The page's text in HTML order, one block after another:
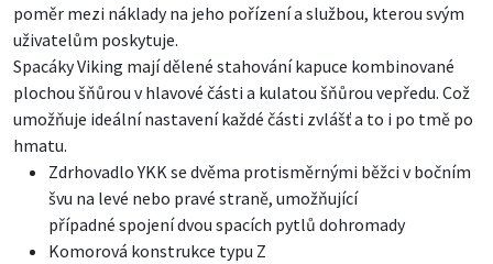
poměr mezi náklady na jeho pořízení a službou, kterou svým
uživatelům poskytuje.
Spacáky Viking mají dělené stahování kapuce kombinované
plochou šňůrou v hlavové části a kulatou šňůrou vepředu. Což
umožňuje ideální nastavení každé části zvlášť a to i po tmě po
hmatu.
Zdrhovadlo YKK se dvěma protisměrnými běžci v bočním
švu na levé nebo pravé straně, umožňující
případné spojení dvou spacích pytlů dohromady
Komorová konstrukce typu Z